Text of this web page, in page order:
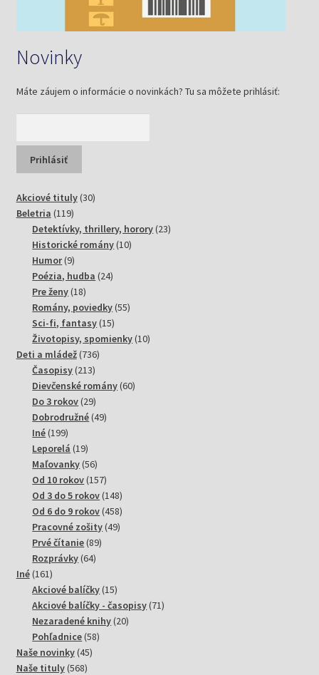
Novinky
Máte záujem o informácie o novinkách? Tu sa môžete prihlásiť:
Akciové tituly 3030
Beletria 119119
produktov
Detektívky, thrillery, horory 2323
Historické romány 1010
Humor 99
produktov
Poézia, hudba 2424
Pre ženy 1818
produktov
Romány, poviedky 5555
Sci-fi, fantasy 1515
produktov
Životopisy, spomienky 1010
Deti a mládež 736736
Časopisy 213213
produktov
Dievčenské romány 6060
Do 3 rokov 2929
produktov
Dobrodružné 4949
Iné 199199
produktov
Leporelá 1919
produktov
Maľovanky 5656
produktov
Od 10 rokov 157157
produktov
Od 3 do 5 rokov 148148
produktov
Od 6 do 9 rokov 458458
produktov
Pracovné zošity 4949
Prvé čítanie 8989
Rozprávky 6464
Iné 161161
produktov
Akciové balíčky 1515
produktov
Akciové balíčky - časopisy 7171
Nezaradené knihy 2020
Pohľadnice 5858
Naše novinky 4545
Naše tituly 568568